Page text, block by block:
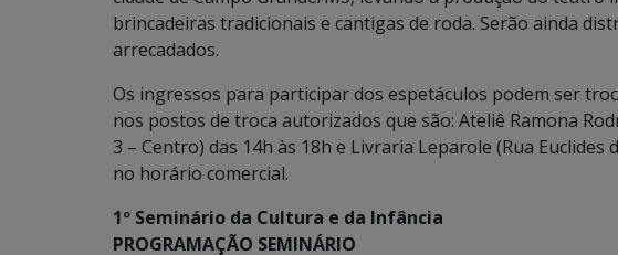
brincadeiras tradicionais e cantigas de roda. Serão ainda
arrecadados.
Os ingressos para participar dos espetáculos podem ser
nos postos de troca autorizados que são: Ateliê Ramona
3 – Centro) das 14h às 18h e Livraria Leparole (Rua Euclides
no horário comercial.
1º Seminário da Cultura e da Infância
PROGRAMAÇÃO SEMINÁRIO